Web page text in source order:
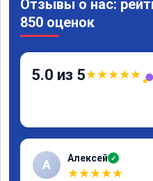
Отзывы о нас:
850 оценок
5.0 из 5★★★★★
А Алексей ✓
★★★★★